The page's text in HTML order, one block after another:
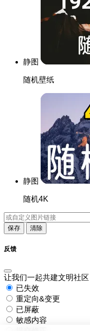
静图
随机壁纸
静图
随机4K
保存 清除
反馈
让我们一起共建文明社
已失效
重定向&变更
已屏蔽
敏感内容